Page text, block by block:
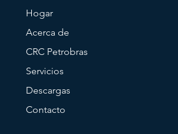
Hogar
Acerca de
CRC Petrobras
Servicios
Descargas
Contacto